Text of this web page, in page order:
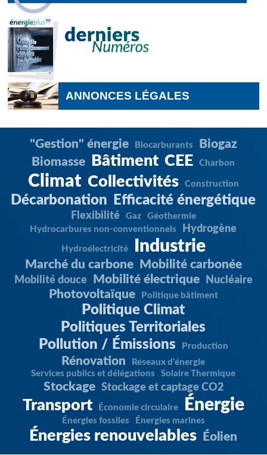
ANNONCES LÉGALES
"Gestion" énergie Biocarburants
Biogaz
Biomasse
Bâtiment CEE Charbon
Climat Collectivités Construction
Décarbonation Efficacité énergétique
Flexibilité Gaz
Géothermie
Hydrocarbures non-conventionnels
Hydrogène
Hydroélectricité Industrie
Marché du carbone Mobilité carbonée
Mobilité douce Mobilité électrique Nucléaire
Photovoltaïque Politique bâtiment
Politique Climat
Politiques Territoriales
Pollution / Émissions
Production
Rénovation
Réseaux d'énergie
Services publics et délégations
Solaire Thermique
Stockage Stockage et captage CO2
Transport Économie circulaire Énergie
Énergies fossiles Énergies marines
Énergies renouvelables Éolien